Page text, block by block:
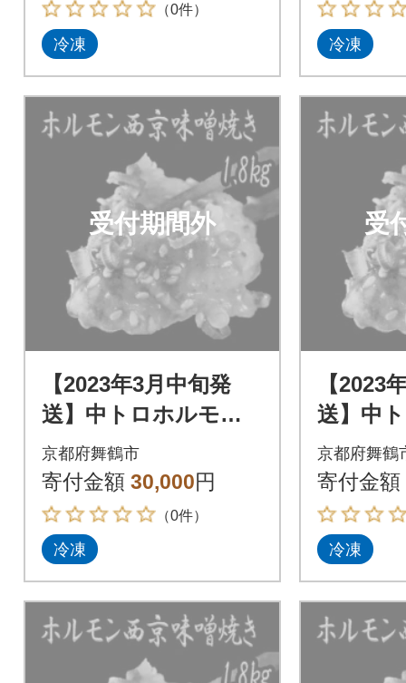
（0件）
冷凍 冷凍
受付期間外
【2023年3月中旬発
送】中トロホルモン
西京味噌焼き 1.8kg
京都府舞鶴市
寄付金額 30,000円
（0件）
冷凍
受
【2023
送】中
西京味
京都府舞鶴
寄付金額
冷凍